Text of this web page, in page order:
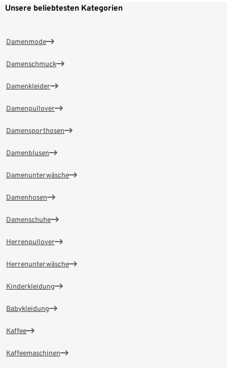
Unsere beliebtesten Kategorien
Damenmode
Damenschmuck
Damenkleider
Damenpullover
Damensporthosen
Damenblusen
Damenunterwäsche
Damenhosen
Damenschuhe
Herrenpullover
Herrenunterwäsche
Kinderkleidung
Babykleidung
Kaffee
Kaffeemaschinen